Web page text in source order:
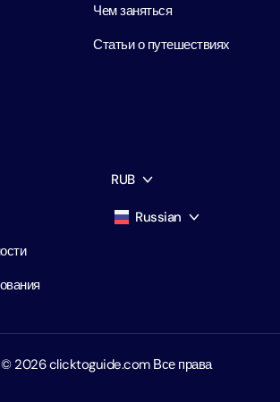
Чем заняться
Статьи о путешествиях
RUB
Russian
©️ 2026 clicktoguide.com Все права